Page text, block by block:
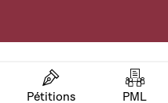
Pétitions PML